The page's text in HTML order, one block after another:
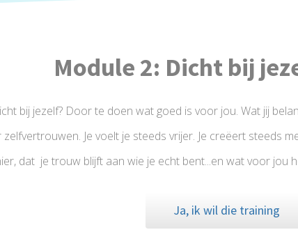
Module 2: Dicht bij
bij jezelf? Door te doen wat goed is voor jou. Wat jij
zelfvertrouwen. Je voelt je steeds vrijer. Je creëert steeds
dat je trouw blijft aan wie je echt bent...en wat voor jou
Ja, ik wil die training